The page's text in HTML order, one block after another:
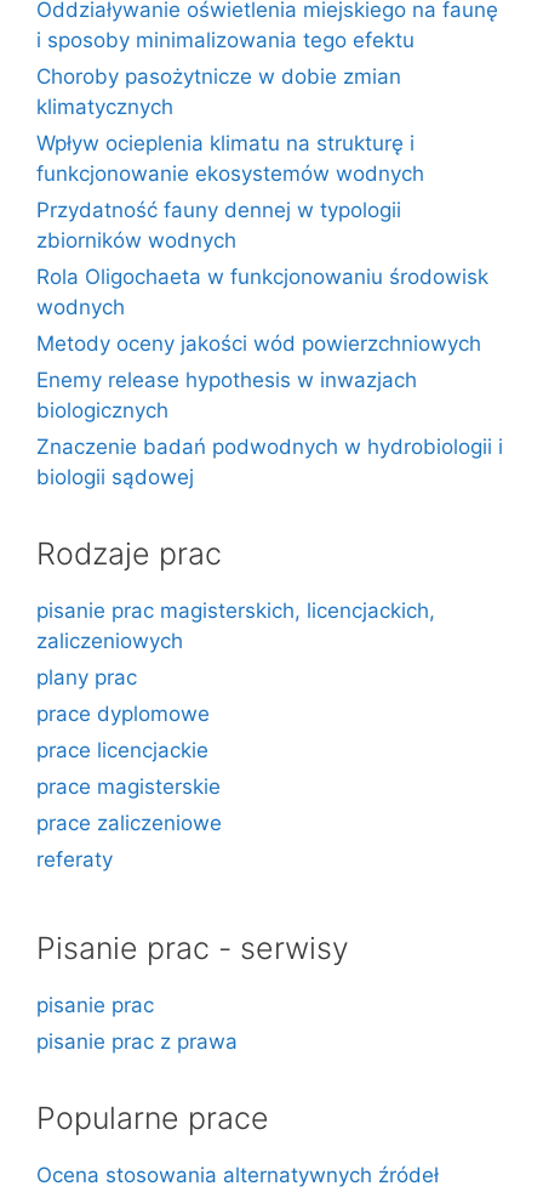
Oddziaływanie oświetlenia miejskiego na faunę
i sposoby minimalizowania tego efektu
Choroby pasożytnicze w dobie zmian
klimatycznych
Wpływ ocieplenia klimatu na strukturę i
funkcjonowanie ekosystemów wodnych
Przydatność fauny dennej w typologii
zbiorników wodnych
Rola Oligochaeta w funkcjonowaniu środowisk
wodnych
Metody oceny jakości wód powierzchniowych
Enemy release hypothesis w inwazjach
biologicznych
Znaczenie badań podwodnych w hydrobiologii i
biologii sądowej
Rodzaje prac
pisanie prac magisterskich, licencjackich,
zaliczeniowych
plany prac
prace dyplomowe
prace licencjackie
prace magisterskie
prace zaliczeniowe
referaty
Pisanie prac - serwisy
pisanie prac
pisanie prac z prawa
Popularne prace
Ocena stosowania alternatywnych źródeł